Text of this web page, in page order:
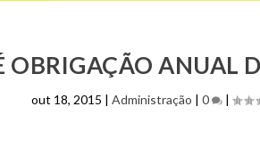
OBRIGAÇÃO ANUAL
out 18, 2015 |Administração |0 |